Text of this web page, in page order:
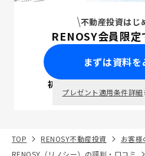
不動産投資はじ
RENOSY会員限定
まずは資料
初回面談で ポ
プレゼント適用条件詳細
TOP RENOSY不動産投資
お客様
RENOSY（リノシー）の評判・口コミ